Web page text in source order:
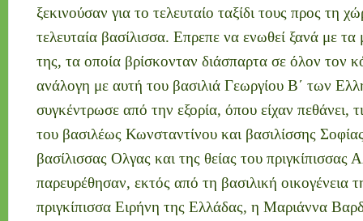
ξεκινούσαν για το τελευταίο ταξίδι τους προς τη
τελευταία βασίλισσα. Επρεπε να ενωθεί ξανά με τα
της, τα οποία βρίσκονταν διάσπαρτα σε όλον τον
ανάλογη με αυτή του βασιλιά Γεωργίου Β΄ των
συγκέντρωσε από την εξορία, όπου είχαν πεθάνει,
του βασιλέως Κωνσταντίνου και βασιλίσσης
βασίλισσας Ολγας και της θείας του πριγκίπισσας
παρευρέθησαν, εκτός από τη βασιλική οικογένεια
πριγκίπισσα Ειρήνη της Ελλάδας, η Μαριάννα